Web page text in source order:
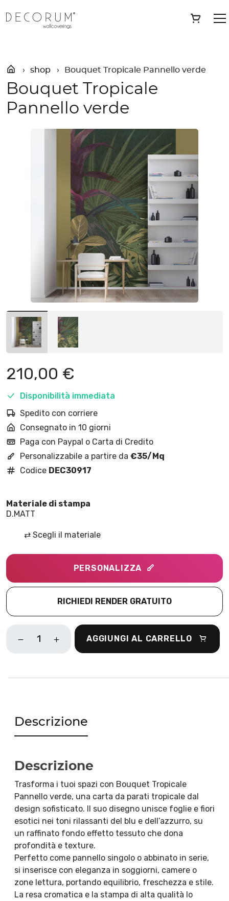
shop Bouquet Tropicale Pannello verde
Save
Bouquet Tropicale
Pannello verde
210,00 €
Disponibilità immediata
Spedito con corriere
Consegnato in 10 giorni
Paga con Paypal o Carta di Credito
Personalizzabile a partire da€35/Mq
Codice DEC30917
D.MATT
⇄ Scegli il materiale
PERSONALIZZA
RICHIEDI RENDER GRATUITO
BOUQUET
AGGIUNGI AL CARRELLO
Descrizione
Descrizione
Trasforma i tuoi spazi con Bouquet Tropicale
Pannello verde, una carta da parati tropicale dal
design sofisticato. Il suo disegno unisce foglie e fiori
esotici nei toni rilassanti del blu e dell’azzurro, su
un raffinato fondo effetto tessuto che dona
profondità e texture.
Perfetto come pannello singolo o abbinato in serie,
si inserisce con eleganza in soggiorni, camere o
zone lettura, portando equilibrio, freschezza e stile.
La resa cromatica e la stampa di alta qualità lo